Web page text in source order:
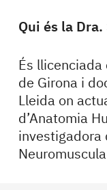
Qui és la
És
de Girona i
Lleida on
d’Anatomia
investigadora